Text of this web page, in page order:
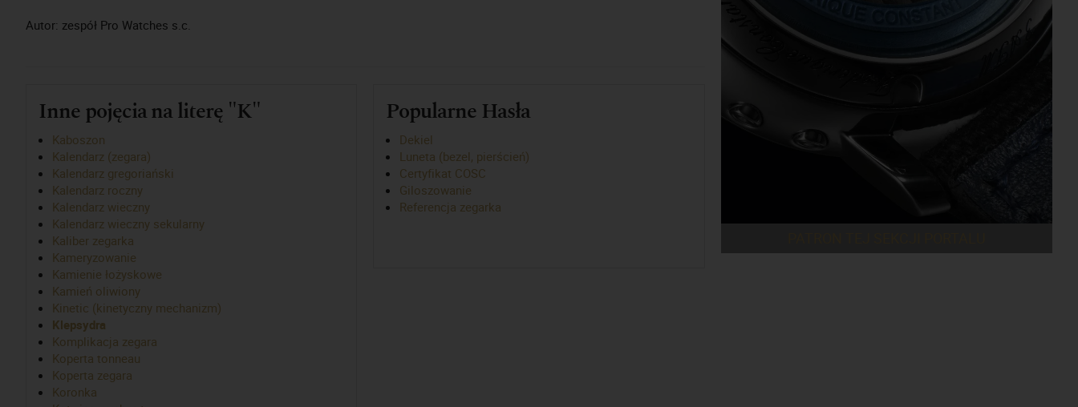
Autor: zespół Pro Watches s.c.
Inne pojęcia na literę "K"
Kaboszon
Kalendarz (zegara)
Kalendarz gregoriański
Kalendarz roczny
Kalendarz wieczny
Kalendarz wieczny sekularny
Kaliber zegarka
Kameryzowanie
Kamienie łożyskowe
Kamień oliwiony
Kinetic (kinetyczny mechanizm)
Klepsydra
Komplikacja zegara
Koperta tonneau
Koperta zegara
Koronka
Popularne Hasła
Dekiel
Luneta (bezel, pierścień)
Certyfikat COSC
Giloszowanie
Referencja zegarka